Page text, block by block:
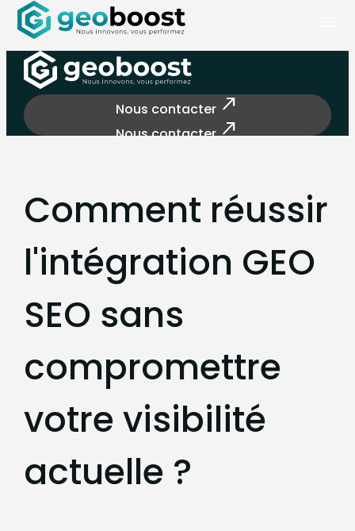
Nous contacter north_east
Nous contacternorth_east
Comment réussir
l'intégration GEO
SEO sans
compromettre
votre visibilité
actuelle ?
Panneau de gestion des cookies